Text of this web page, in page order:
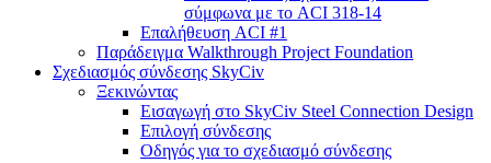
σύμφωνα με το ACI 318-14
Επαλήθευση ACI #1
Παράδειγμα Walkthrough Project Foundation
Σχεδιασμός σύνδεσης SkyCiv
Ξεκινώντας
Εισαγωγή στο SkyCiv Steel Connection Design
Επιλογή σύνδεσης
Οδηγός για το σχεδιασμό σύνδεσης